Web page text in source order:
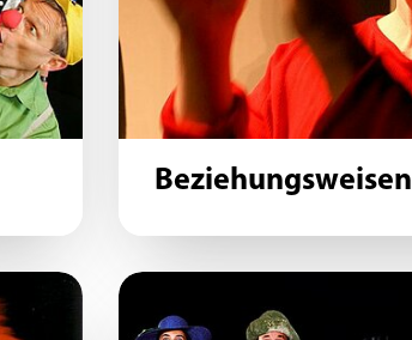
Beziehungsweisen